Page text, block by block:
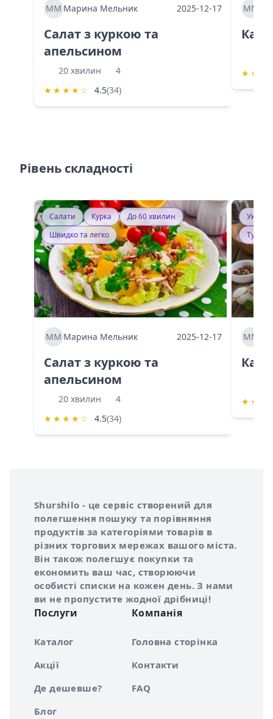
ММ Марина Мельник 2025-12-17
Салат з куркою та
апельсином
20 хвилин
4
★ ★ ★ ★ ☆ 4.5(34)
ММ
★ ★
Рівень складності
Салати Курка
До 60 хвилин
Швидко та легко
ММ Марина Мельник 2025-12-17
Салат з куркою та
апельсином
20 хвилин
4
★ ★ ★ ★ ☆ 4.5(34)
ММ
★ ★
Про сервіс Shurshilo
Shurshilo - це сервіс створений для
полегшення пошуку та порівняння
продуктів за категоріями товарів в
різних торгових мережах вашого міста.
Він також полегшує покупки та
економить ваш час, створюючи
особисті списки на кожен день. З нами
ви не пропустите жодної дрібниці!
Послуги
Каталог
Акції
Де дешевше?
Блог
Компанія
Головна сторінка
Контакти
FAQ